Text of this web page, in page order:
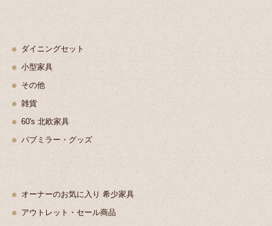
ダイニングセット
小型家具
その他
雑貨
60's 北欧家具
パブミラー・グッズ
オーナーのお気に入り 希少家具
アウトレット・セール商品